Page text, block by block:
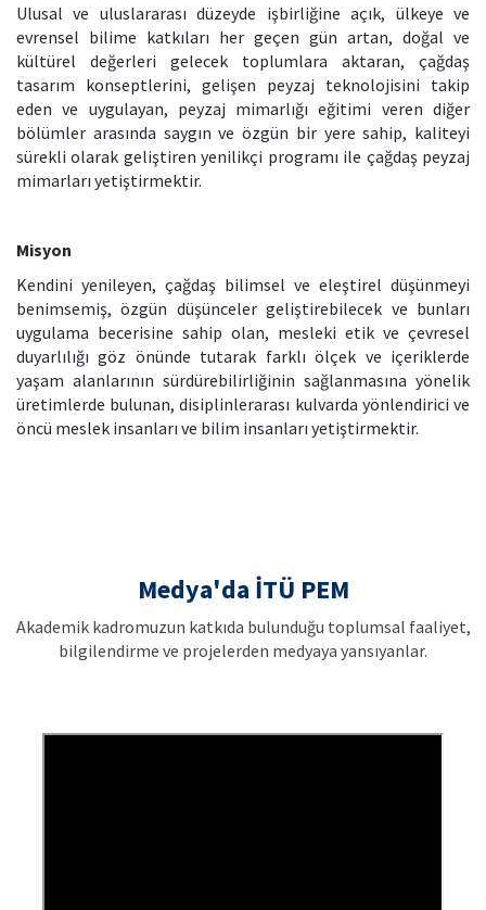
Ulusal ve uluslararası düzeyde işbirliğine açık, ülkeye ve
evrensel bilime katkıları her geçen gün artan, doğal ve
kültürel değerleri gelecek toplumlara aktaran, çağdaş
tasarım konseptlerini, gelişen peyzaj teknolojisini takip
eden ve uygulayan, peyzaj mimarlığı eğitimi veren diğer
bölümler arasında saygın ve özgün bir yere sahip, kaliteyi
sürekli olarak geliştiren yenilikçi programı ile çağdaş peyzaj
mimarları yetiştirmektir.
Misyon
Kendini yenileyen, çağdaş bilimsel ve eleştirel düşünmeyi
benimsemiş, özgün düşünceler geliştirebilecek ve bunları
uygulama becerisine sahip olan, mesleki etik ve çevresel
duyarlılığı göz önünde tutarak farklı ölçek ve içeriklerde
yaşam alanlarının sürdürebilirliğinin sağlanmasına yönelik
üretimlerde bulunan, disiplinlerarası kulvarda yönlendirici ve
öncü meslek insanları ve bilim insanları yetiştirmektir.
Medya'da İTÜ PEM
Akademik kadromuzun katkıda bulunduğu toplumsal faaliyet,
bilgilendirme ve projelerden medyaya yansıyanlar.